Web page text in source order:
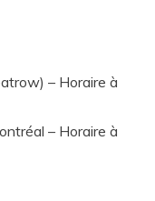
– Horaire à
– Horaire à